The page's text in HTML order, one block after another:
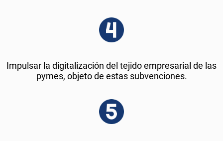
Impulsar la digitalización del tejido empresarial de las
pymes, objeto de estas subvenciones.